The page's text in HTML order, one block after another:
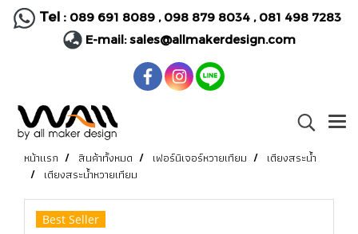
Tel : 089 691 8089, 098 879 8034 , 081 498 7283
E-mail:sales@allmakerdesign.com
หน้าแรก สินค้าทั้งหมด เฟอร์นิเจอร์หวายเทียม
เตียงสระน้ำ
เตียงสระน้ำหวายเทียม
Best Seller